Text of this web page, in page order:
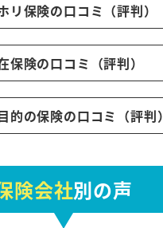
リ保険の口コミ（評判）
保険の口コミ（評判）
的の保険の口コミ（評判）
険会社別の声